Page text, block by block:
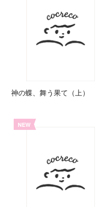
神の蝶、舞う果て（上）
NEW